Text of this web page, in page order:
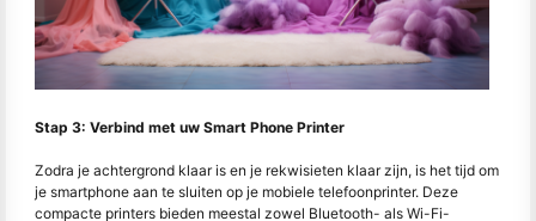
Stap 3: Verbind met uw Smart Phone Printer
Zodra je achtergrond klaar is en je rekwisieten klaar zijn, is het tijd om
je smartphone aan te sluiten op je mobiele telefoonprinter. Deze
compacte printers bieden meestal zowel Bluetooth- als Wi-Fi-